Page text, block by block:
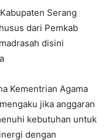
Serang
dari Pemkab
disini
Kementrian Agama
jika anggaran
kebutuhan untuk
dengan